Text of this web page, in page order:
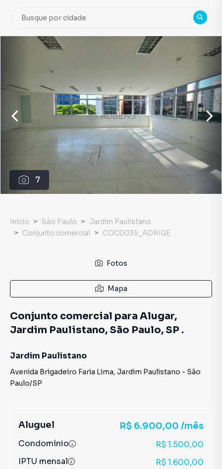
7
Início São Paulo
Jardim Paulistano
Conjunto comercial
COC0035_ADRIGE
Fotos
Mapa
Conjunto comercial para Alugar,
Jardim Paulistano, São Paulo, SP .
Jardim Paulistano
Avenida Brigadeiro Faria Lima, Jardim Paulistano - São
Paulo/SP
Aluguel R$ 6.900,00 /mês
Condomínio
R$ 1.500,00
IPTU mensal
R$ 1.600,00